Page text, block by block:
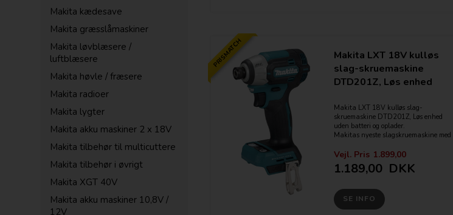
Makita kædesave
Makita græsslåmaskiner
Makita løvblæsere /
luftblæsere
Makita høvle / fræsere
Makita radioer
Makita lygter
Makita akku maskiner 2 x 18V
Makita tilbehør til multicuttere
Makita tilbehør i øvrigt
Makita XGT 40V
Makita akku maskiner 10,8V /
12V
- Variabel hastighed
- Elektronisk bremse
- Indbygget LED arbejdslys (2 lysstyrker)
PRISMATCH
Makita LXT 18V kulløs
slag-skruemaskine
DTD201Z, Løs enhed
Makita LXT 18V kulløs slag-
skruemaskine DTD201Z, Løs enhed
uden batteri og oplader.
Makitas nyeste slagskruemaskine med
Leveres i neutral emballage
4 elektroniske gear + Assist / Tex
Drejningsmoment - max. 210 Nm.
6.35mm (1/4") HEX
Vejl. Pris 1.899,00
1.189,00DKK
SE INFO